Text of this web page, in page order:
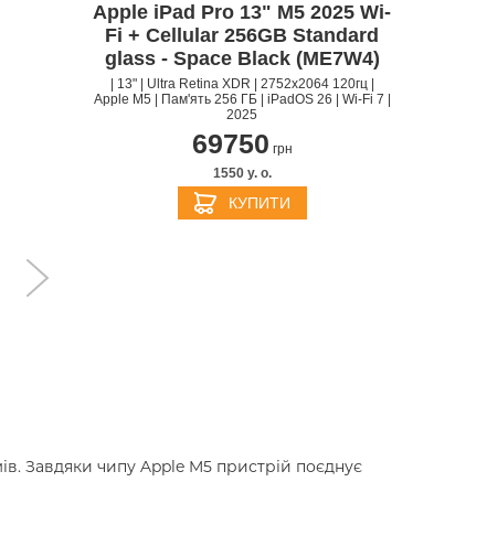
Apple iPad Pro 13" M5 2025 Wi-
Fi + Cellular 256GB Standard
glass - Space Black (ME7W4)
| 13" | Ultra Retina XDR | 2752х2064 120гц |
Apple M5 | Пам'ять 256 ГБ | iPadOS 26 | Wi-Fi 7 |
2025
69750 грн
1550 y. о.
КУПИТИ
Завдяки чипу Apple M5 пристрій поєднує